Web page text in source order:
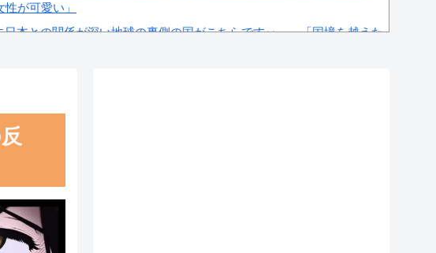
性が可愛い」
日本との関係が深い地球の裏側の国がこちらです‥」→「国境を越えた